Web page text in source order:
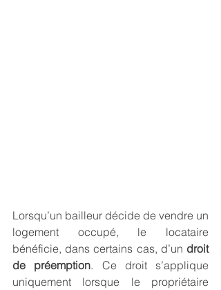
Lorsqu’un bailleur décide de vendre un
logement occupé, le locataire
bénéficie, dans certains cas, d’un droit
de préemption. Ce droit s’applique
uniquement lorsque le propriétaire